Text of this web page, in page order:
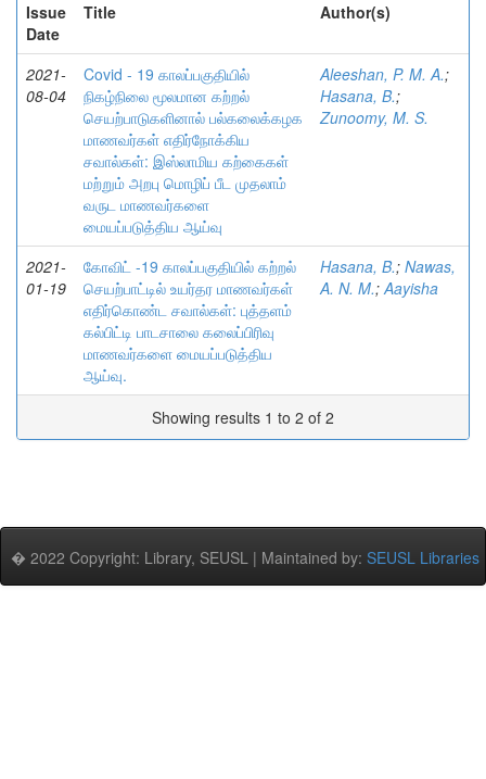
Issue
Date
Title Author(s)
2021-
08-04
Covid - 19 காலப்பகுதியில்
நிகழ்நிலை மூலமான கற்றல்
செயற்பாடுகளினால் பல்கலைக்கழக
மாணவர்கள் எதிர்நோக்கிய
சவால்கள்: இஸ்லாமிய கற்கைகள்
மற்றும் அறபு மொழிப் பீட முதலாம்
வருட மாணவர்களை
மையப்படுத்திய ஆய்வு
Aleeshan, P. M. A.;
Hasana, B.;
Zunoomy, M. S.
2021-
01-19
கோவிட் -19 காலப்பகுதியில் கற்றல்
செயற்பாட்டில் உயர்தர மாணவர்கள்
எதிர்கொண்ட சவால்கள்: புத்தளம்
கல்பிட்டி பாடசாலை கலைப்பிரிவு
மாணவர்களை மையப்படுத்திய
ஆய்வு.
Hasana, B.; Nawas,
A. N. M.;Aayisha
Showing results 1 to 2 of 2
� 2022 Copyright: Library, SEUSL | Maintained by: SEUSL Libraries